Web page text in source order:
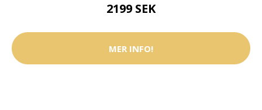
2199 SEK
MER INFO!